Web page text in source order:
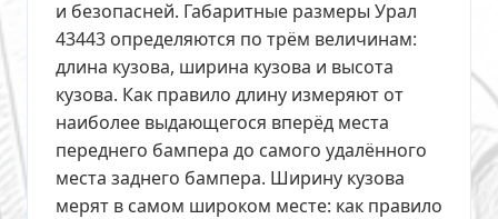
и безопасней. Габаритные размеры Урал
43443 определяются по трём величинам:
длина кузова, ширина кузова и высота
кузова. Как правило длину измеряют от
наиболее выдающегося вперёд места
переднего бампера до самого удалённого
места заднего бампера. Ширину кузова
мерят в самом широком месте: как правило